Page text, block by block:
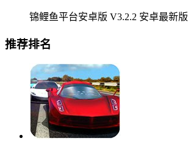
锦鲤鱼平台安卓版 V3.2.2 安卓最新版
推荐排名